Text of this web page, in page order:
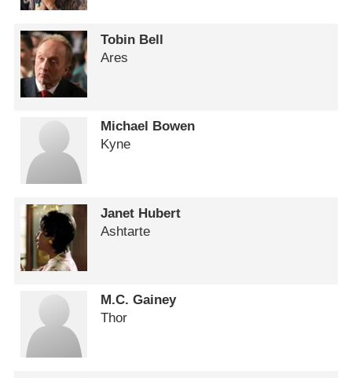
Tobin Bell
Ares
Michael Bowen
Kyne
Janet Hubert
Ashtarte
M.C. Gainey
Thor